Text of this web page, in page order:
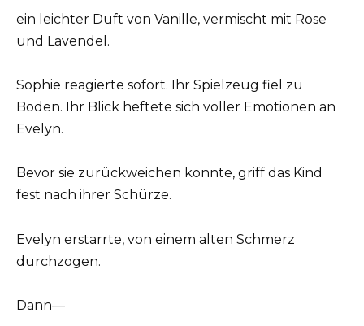
ein leichter Duft von Vanille, vermischt mit Rose
und Lavendel.
Sophie reagierte sofort. Ihr Spielzeug fiel zu
Boden. Ihr Blick heftete sich voller Emotionen an
Evelyn.
Bevor sie zurückweichen konnte, griff das Kind
fest nach ihrer Schürze.
Evelyn erstarrte, von einem alten Schmerz
durchzogen.
Dann—